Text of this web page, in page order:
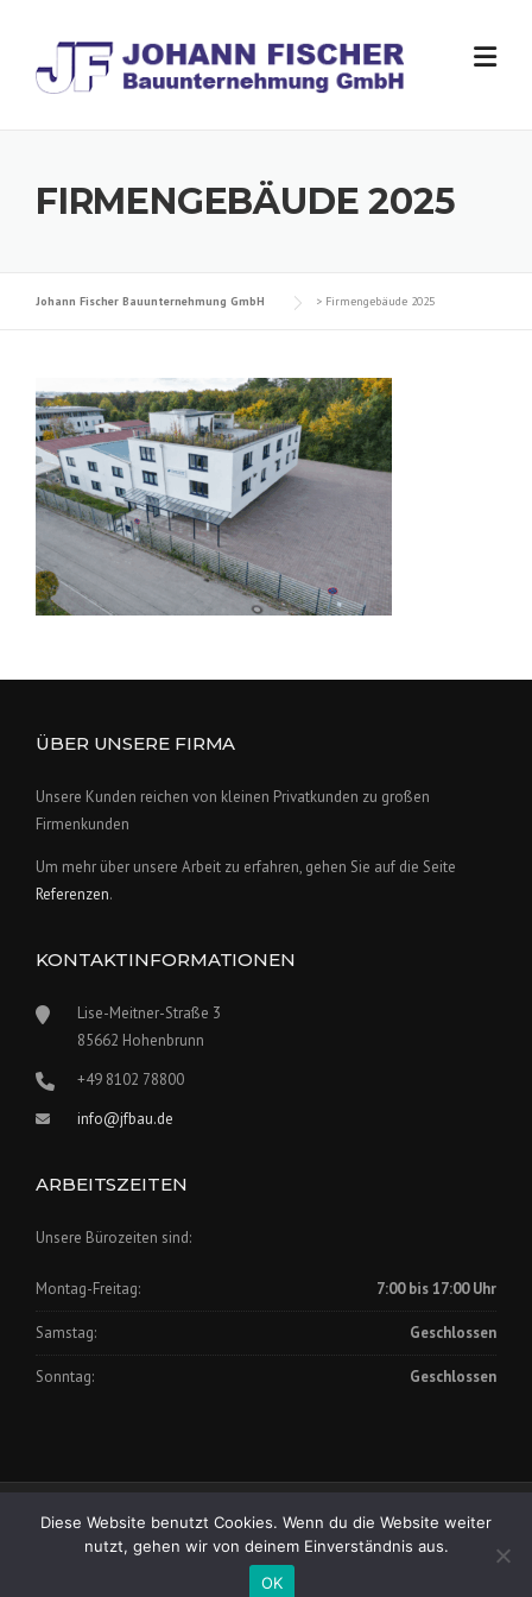
content
FIRMENGEBÄUDE 2025
Johann Fischer Bauunternehmung GmbH > Firmengebäude 2025
ÜBER UNSERE FIRMA
Unsere Kunden reichen von kleinen Privatkunden zu großen
Firmenkunden
Um mehr über unsere Arbeit zu erfahren, gehen Sie auf die Seite
Referenzen.
KONTAKTINFORMATIONEN
Lise-Meitner-Straße 3
85662 Hohenbrunn
+49 8102 78800
info@jfbau.de
ARBEITSZEITEN
Unsere Bürozeiten sind:
Montag-Freitag: 7:00 bis 17:00 Uhr
Samstag: Geschlossen
Sonntag: Geschlossen
Impressum|Datenschutz
Copyright © 2025 Johann Fischer Bauunternehmung GmbH
Diese Website benutzt Cookies. Wenn du die Website weiter
nutzt, gehen wir von deinem Einverständnis aus.
OK